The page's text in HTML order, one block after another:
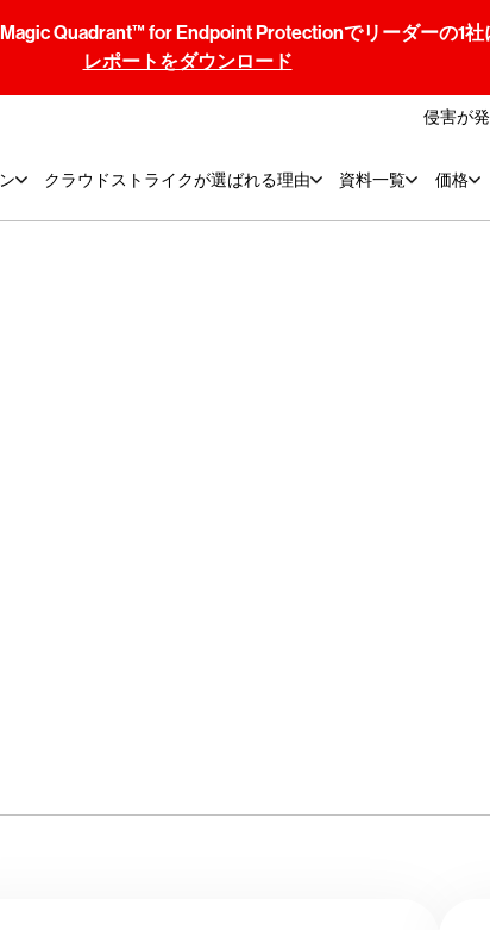
Quadrant™ for Endpoint Protectionでリーダーの1社
レポートをダウンロード
侵害が
クラウドストライクが選ばれる理由 資料一覧 価格